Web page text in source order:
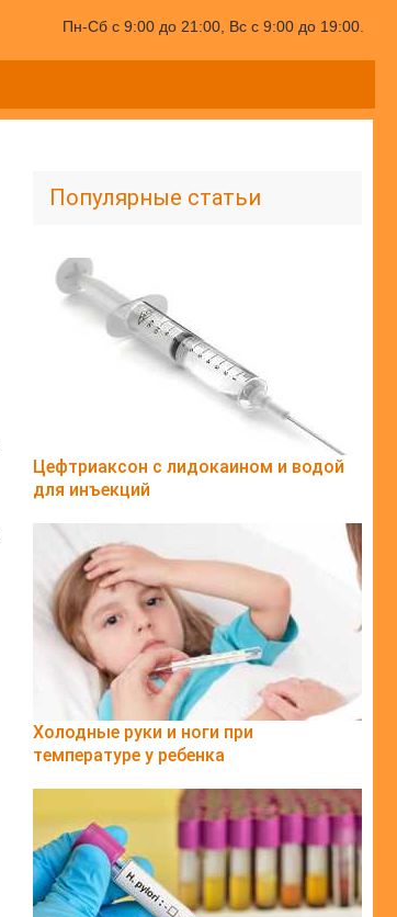
Пн-Сб с 9:00 до 21:00, Вс с 9:00 до 19:00.
Популярные статьи
Цефтриаксон с лидокаином и водой
для инъекций
Холодные руки и ноги при
температуре у ребенка